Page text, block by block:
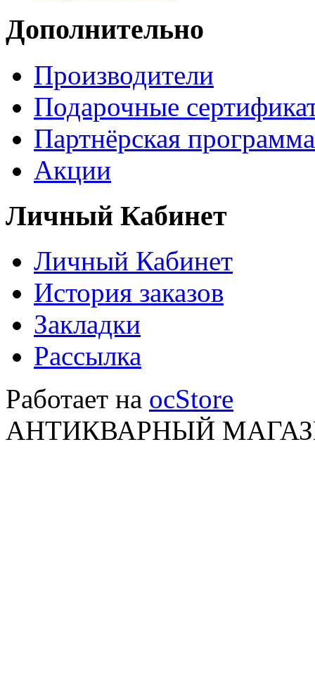
Дополнительно
Производители
Подарочные
Партнёрская программа
Акции
Личный Кабинет
Личный Кабинет
История заказов
Закладки
Рассылка
Работает на ocStore
АНТИКВАРНЫЙ